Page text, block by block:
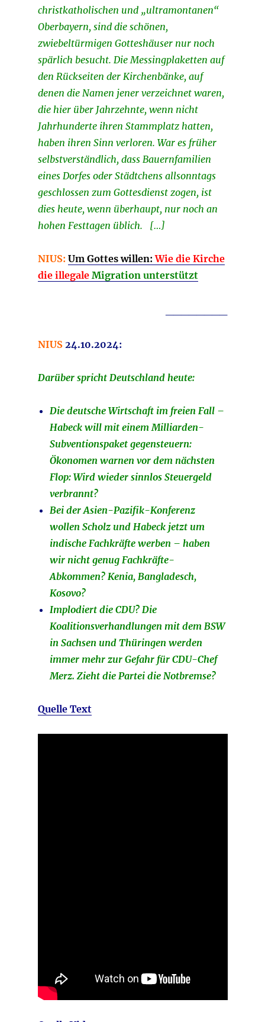
christkatholischen und „ultramontanen“
Oberbayern, sind die schönen,
zwiebeltürmigen Gotteshäuser nur noch
spärlich besucht. Die Messingplaketten auf
den Rückseiten der Kirchenbänke, auf
denen die Namen jener verzeichnet waren,
die hier über Jahrzehnte, wenn nicht
Jahrhunderte ihren Stammplatz hatten,
haben ihren Sinn verloren. War es früher
selbstverständlich, dass Bauernfamilien
eines Dorfes oder Städtchens allsonntags
geschlossen zum Gottesdienst zogen, ist
dies heute, wenn überhaupt, nur noch an
hohen Festtagen üblich. […]
NIUS: Um Gottes willen: Wie die Kirche
die illegale Migration unterstützt
NIUS24.10.2024:
Darüber spricht Deutschland heute:
Die deutsche Wirtschaft im freien Fall –
Habeck will mit einem Milliarden-
Subventionspaket gegensteuern:
Ökonomen warnen vor dem nächsten
Flop: Wird wieder sinnlos Steuergeld
verbrannt?
Bei der Asien-Pazifik-Konferenz
wollen Scholz und Habeck jetzt um
indische Fachkräfte werben – haben
wir nicht genug Fachkräfte-
Abkommen? Kenia, Bangladesch,
Kosovo?
Implodiert die CDU? Die
Koalitionsverhandlungen mit dem BSW
in Sachsen und Thüringen werden
immer mehr zur Gefahr für CDU-Chef
Merz. Zieht die Partei die Notbremse?
Quelle Text